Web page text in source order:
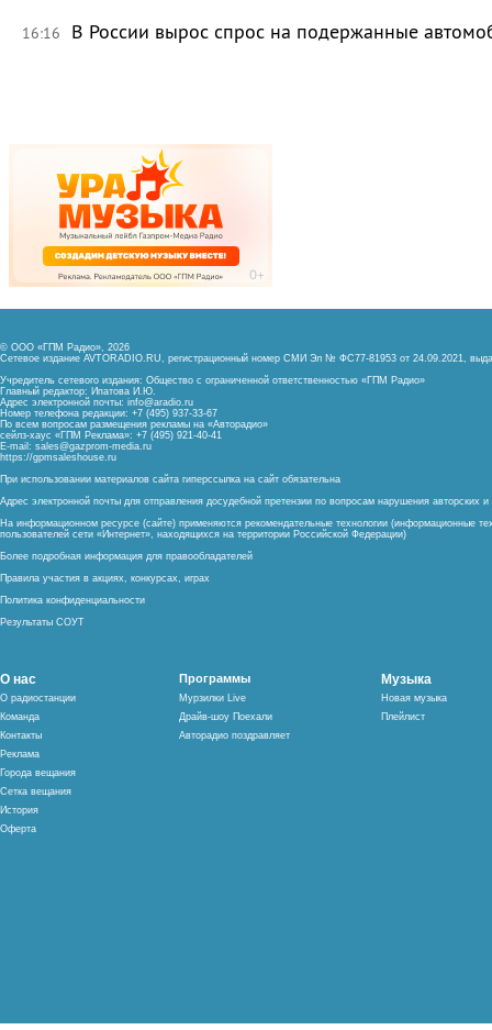
16:16 В России вырос спрос на подержанные
© ООО «ГПМ Радио», 2026
Сетевое издание AVTORADIO.RU, регистрационный номер СМИ Эл № ФС77-81953 от 24.09.2021,
Учредитель сетевого издания: Общество с ограниченной ответственностью «ГПМ Радио»
Главный редактор: Ипатова И.Ю.
Адрес электронной почты: info@aradio.ru
Номер телефона редакции: +7 (495) 937-33-67
По всем вопросам размещения рекламы на «Авторадио»
сейлз-хаус «ГПМ Реклама»: +7 (495) 921-40-41
E-mail: sales@gazprom-media.ru
https://gpmsaleshouse.ru
При использовании материалов сайта гиперссылка на сайт обязательна
Адрес электронной почты для отправления досудебной претензии по вопросам нарушения авторских
На информационном ресурсе (сайте) применяются рекомендательные технологии (информационные
пользователей сети «Интернет», находящихся на территории Российской Федерации)
Более подробная информация для правообладателей
Правила участия в акциях, конкурсах, играх
Политика конфиденциальности
Результаты СОУТ
О нас
О радиостанции
Команда
Контакты
Реклама
Города вещания
Сетка вещания
История
Оферта
Программы
Мурзилки Live
Драйв-шоу Поехали
Авторадио поздравляет
Музыка
Новая музыка
Плейлист